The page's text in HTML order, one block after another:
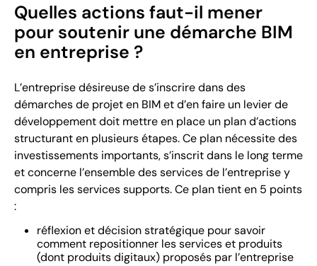
Quelles actions faut-il mener
pour soutenir une démarche BIM
en entreprise ?
L’entreprise désireuse de s’inscrire dans des
démarches de projet en BIM et d’en faire un levier de
développement doit mettre en place un plan d’actions
structurant en plusieurs étapes. Ce plan nécessite des
investissements importants, s’inscrit dans le long terme
et concerne l’ensemble des services de l’entreprise y
compris les services supports. Ce plan tient en 5 points
:
réflexion et décision stratégique pour savoir
comment repositionner les services et produits
(dont produits digitaux) proposés par l’entreprise